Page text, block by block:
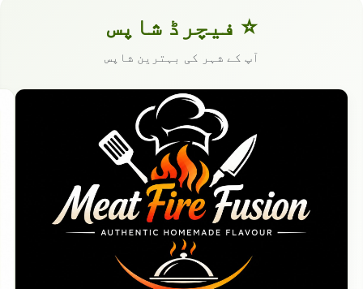
⭐ فیچرڈ شاپس
آپ کے شہر کی بہترین شاپس